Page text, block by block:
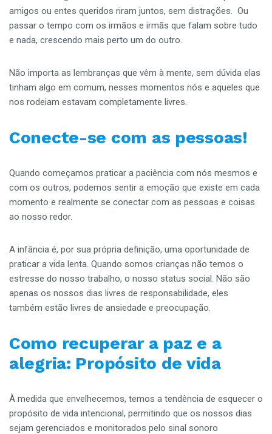
amigos ou entes queridos riram juntos, sem distrações. Ou
passar o tempo com os irmãos e irmãs que falam sobre tudo
e nada, crescendo mais perto um do outro.
Não importa as lembranças que vêm à mente, sem dúvida elas
tinham algo em comum, nesses momentos nós e aqueles que
nos rodeiam estavam completamente livres.
Conecte-se com as pessoas!
Quando começamos praticar a paciência com nós mesmos e
com os outros, podemos sentir a emoção que existe em cada
momento e realmente se conectar com as pessoas e coisas
ao nosso redor.
A infância é, por sua própria definição, uma oportunidade de
praticar a vida lenta. Quando somos crianças não temos o
estresse do nosso trabalho, o nosso status social. Não são
apenas os nossos dias livres de responsabilidade, eles
também estão livres de ansiedade e preocupação.
Como recuperar a paz e a
alegria: Propósito de vida
À medida que envelhecemos, temos a tendência de esquecer o
propósito de vida intencional, permitindo que os nossos dias
sejam gerenciados e monitorados pelo sinal sonoro